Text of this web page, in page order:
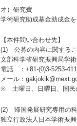
オ）研究費
学術研究助成基金助成金を
【本件問い合わせ先】
(1) 公募の内容に関するこ
文部科学省研究振興局学
電話 ：+81-(0)3-5253-
メール：
※ 土曜日、日曜日、国民
(2) 帰国発展研究専用の科
独立行政法人日本学術振